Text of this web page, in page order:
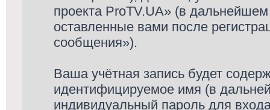
проекта ProTV.UA» (в
оставленные вами после
сообщения»).
Ваша учётная запись будет
идентифицируемое имя (в
индивидуальный пароль для